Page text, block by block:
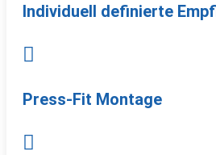
Individuell definierte

Press-Fit Montage
